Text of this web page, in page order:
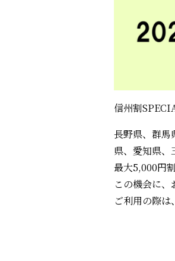
信州割
長野県、群馬
県、愛知県、
最大5,000円
この機会に、
ご利用の際は